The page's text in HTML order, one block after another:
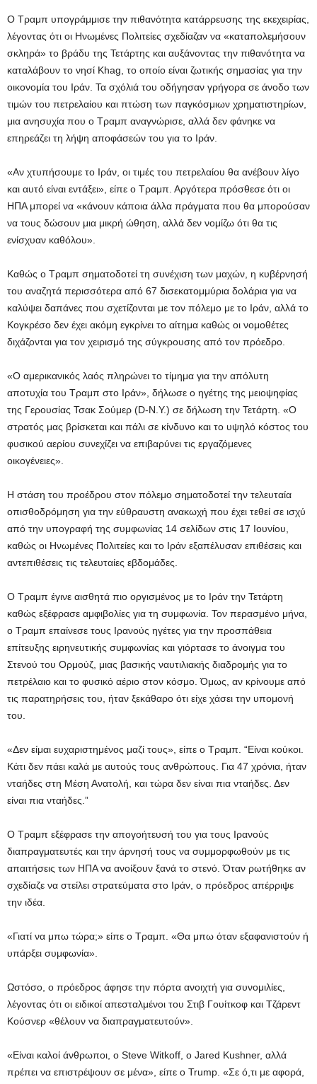
Ο Τραμπ υπογράμμισε την πιθανότητα κατάρρευσης της εκεχειρίας,
λέγοντας ότι οι Ηνωμένες Πολιτείες σχεδίαζαν να «καταπολεμήσουν
σκληρά» το βράδυ της Τετάρτης και αυξάνοντας την πιθανότητα να
καταλάβουν το νησί Khag, το οποίο είναι ζωτικής σημασίας για την
οικονομία του Ιράν. Τα σχόλιά του οδήγησαν γρήγορα σε άνοδο των
τιμών του πετρελαίου και πτώση των παγκόσμιων χρηματιστηρίων,
μια ανησυχία που ο Τραμπ αναγνώρισε, αλλά δεν φάνηκε να
επηρεάζει τη λήψη αποφάσεών του για το Ιράν.
«Αν χτυπήσουμε το Ιράν, οι τιμές του πετρελαίου θα ανέβουν λίγο
και αυτό είναι εντάξει», είπε ο Τραμπ. Αργότερα πρόσθεσε ότι οι
ΗΠΑ μπορεί να «κάνουν κάποια άλλα πράγματα που θα μπορούσαν
να τους δώσουν μια μικρή ώθηση, αλλά δεν νομίζω ότι θα τις
ενίσχυαν καθόλου».
Καθώς ο Τραμπ σηματοδοτεί τη συνέχιση των μαχών, η κυβέρνησή
του αναζητά περισσότερα από 67 δισεκατομμύρια δολάρια για να
καλύψει δαπάνες που σχετίζονται με τον πόλεμο με το Ιράν, αλλά το
Κογκρέσο δεν έχει ακόμη εγκρίνει το αίτημα καθώς οι νομοθέτες
διχάζονται για τον χειρισμό της σύγκρουσης από τον πρόεδρο.
«Ο αμερικανικός λαός πληρώνει το τίμημα για την απόλυτη
αποτυχία του Τραμπ στο Ιράν», δήλωσε ο ηγέτης της μειοψηφίας
της Γερουσίας Τσακ Σούμερ (D-N.Y.) σε δήλωση την Τετάρτη. «Ο
στρατός μας βρίσκεται και πάλι σε κίνδυνο και το υψηλό κόστος του
φυσικού αερίου συνεχίζει να επιβαρύνει τις εργαζόμενες
οικογένειες».
Η στάση του προέδρου στον πόλεμο σηματοδοτεί την τελευταία
οπισθοδρόμηση για την εύθραυστη ανακωχή που έχει τεθεί σε ισχύ
από την υπογραφή της συμφωνίας 14 σελίδων στις 17 Ιουνίου,
καθώς οι Ηνωμένες Πολιτείες και το Ιράν εξαπέλυσαν επιθέσεις και
αντεπιθέσεις τις τελευταίες εβδομάδες.
Ο Τραμπ έγινε αισθητά πιο οργισμένος με το Ιράν την Τετάρτη
καθώς εξέφρασε αμφιβολίες για τη συμφωνία. Τον περασμένο μήνα,
ο Τραμπ επαίνεσε τους Ιρανούς ηγέτες για την προσπάθεια
επίτευξης ειρηνευτικής συμφωνίας και γιόρτασε το άνοιγμα του
Στενού του Ορμούζ, μιας βασικής ναυτιλιακής διαδρομής για το
πετρέλαιο και το φυσικό αέριο στον κόσμο. Όμως, αν κρίνουμε από
τις παρατηρήσεις του, ήταν ξεκάθαρο ότι είχε χάσει την υπομονή
του.
«Δεν είμαι ευχαριστημένος μαζί τους», είπε ο Τραμπ. “Είναι κούκοι.
Κάτι δεν πάει καλά με αυτούς τους ανθρώπους. Για 47 χρόνια, ήταν
νταήδες στη Μέση Ανατολή, και τώρα δεν είναι πια νταήδες. Δεν
είναι πια νταήδες.”
Ο Τραμπ εξέφρασε την απογοήτευσή του για τους Ιρανούς
διαπραγματευτές και την άρνησή τους να συμμορφωθούν με τις
απαιτήσεις των ΗΠΑ να ανοίξουν ξανά το στενό. Όταν ρωτήθηκε αν
σχεδίαζε να στείλει στρατεύματα στο Ιράν, ο πρόεδρος απέρριψε
την ιδέα.
«Γιατί να μπω τώρα;» είπε ο Τραμπ. «Θα μπω όταν εξαφανιστούν ή
υπάρξει συμφωνία».
Ωστόσο, ο πρόεδρος άφησε την πόρτα ανοιχτή για συνομιλίες,
λέγοντας ότι οι ειδικοί απεσταλμένοι του Στιβ Γουίτκοφ και Τζάρεντ
Κούσνερ «θέλουν να διαπραγματευτούν».
«Είναι καλοί άνθρωποι, ο Steve Witkoff, ο Jared Kushner, αλλά
πρέπει να επιστρέψουν σε μένα», είπε ο Trump. «Σε ό,τι με αφορά,